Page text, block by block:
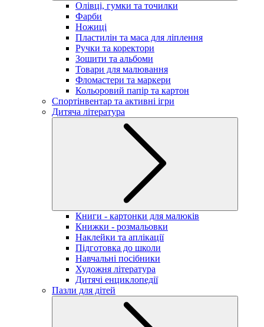
Олівці, гумки та точилки
Фарби
Ножиці
Пластилін та маса для ліплення
Ручки та коректори
Зошити та альбоми
Товари для малювання
Фломастери та маркери
Кольоровий папір та картон
Спортінвентар та активні ігри
Дитяча література
Книги - картонки для малюків
Книжки - розмальовки
Наклейки та аплікації
Підготовка до школи
Навчальні посібники
Художня література
Дитячі енциклопедії
Пазли для дітей